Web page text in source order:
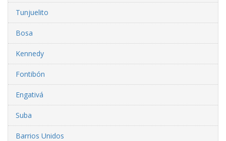
Tunjuelito
Bosa
Kennedy
Fontibón
Engativá
Suba
Barrios Unidos